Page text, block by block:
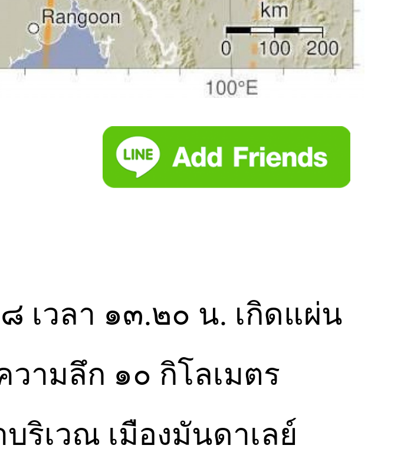
เวลา ๑๓.๒๐ น. เกิดแผ่น
ามลึก ๑๐ กิโลเมตร
ริเวณ เมืองมันดาเลย์